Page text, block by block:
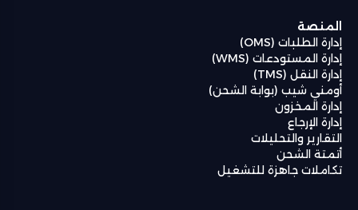
المنصة
إدارة الطلبات (OMS)
إدارة المستودعات (WMS)
إدارة النقل (TMS)
أومني شيب (بوابة الشحن)
إدارة المخزون
إدارة الإرجاع
التقارير والتحليلات
أتمتة الشحن
تكاملات جاهزة للتشغيل